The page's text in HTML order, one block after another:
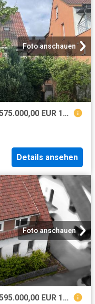
Foto anschauen
Haus zum Kaufen in Ostfildern 575.000,00 EUR 173.7 m²
Details ansehen
Foto anschauen
Haus zum Kaufen in Ostfildern 595.000,00 EUR 124 m²